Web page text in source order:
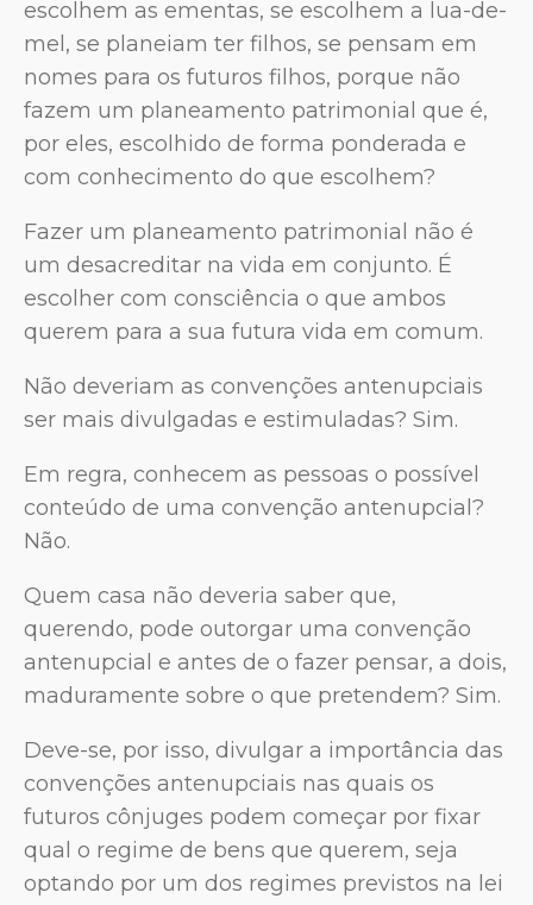
escolhem as ementas, se escolhem a lua-de-
mel, se planeiam ter filhos, se pensam em
nomes para os futuros filhos, porque não
fazem um planeamento patrimonial que é,
por eles, escolhido de forma ponderada e
com conhecimento do que escolhem?
Fazer um planeamento patrimonial não é
um desacreditar na vida em conjunto. É
escolher com consciência o que ambos
querem para a sua futura vida em comum.
Não deveriam as convenções antenupciais
ser mais divulgadas e estimuladas? Sim.
Em regra, conhecem as pessoas o possível
conteúdo de uma convenção antenupcial?
Não.
Quem casa não deveria saber que,
querendo, pode outorgar uma convenção
antenupcial e antes de o fazer pensar, a dois,
maduramente sobre o que pretendem? Sim.
Deve-se, por isso, divulgar a importância das
convenções antenupciais nas quais os
futuros cônjuges podem começar por fixar
qual o regime de bens que querem, seja
optando por um dos regimes previstos na lei